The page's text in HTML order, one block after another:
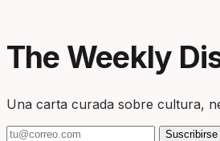
The Weekly
Una carta curada sobre cultura,
Suscribirse